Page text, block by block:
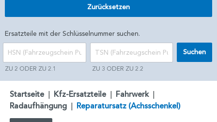
Zurücksetzen
Ersatzteile mit der Schlüsselnummer suchen.
ZU 2 ODER ZU 2.1 ZU 3 ODER ZU 2.2
Suchen
Startseite | Kfz-Ersatzteile | Fahrwerk |
Radaufhängung | Reparatursatz (Achsschenkel)